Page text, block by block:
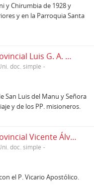
y Chirumbia de 1928 y
y en la Parroquia Santa
Carta del P. José Pío Aza al P. Provincial Luis G. A. Getino, Cuzco, 19/11/1922
doc. simple
San Luis del Manu y Señora
y de los PP. misioneros.
Carta del P. José Pío Aza al P. Provincial Vicente Álvarez Cienfuegos, Cuzco, 04/1917
doc. simple
el P. Vicario Apostólico.